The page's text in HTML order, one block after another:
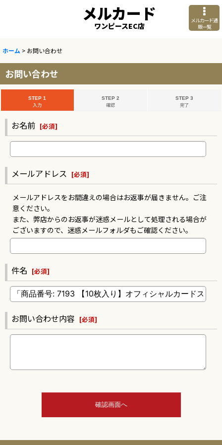
メルカード
ワンピースEC店
メルカード通
販一覧
ホーム > お問い合わせ
お問い合わせ
STEP 1
入力
STEP 2
確認
STEP 3
完了
お名前 [必須]
メールアドレス [必須]
メールアドレスをお間違えの場合はお返事が届きません。ご注
意ください。
また、弊店からのお返事が迷惑メールとして処理される場合が
ございますので、迷惑メールフォルダもご確認ください。
件名 [必須]
お問い合わせ内容 [必須]
確認画面へ